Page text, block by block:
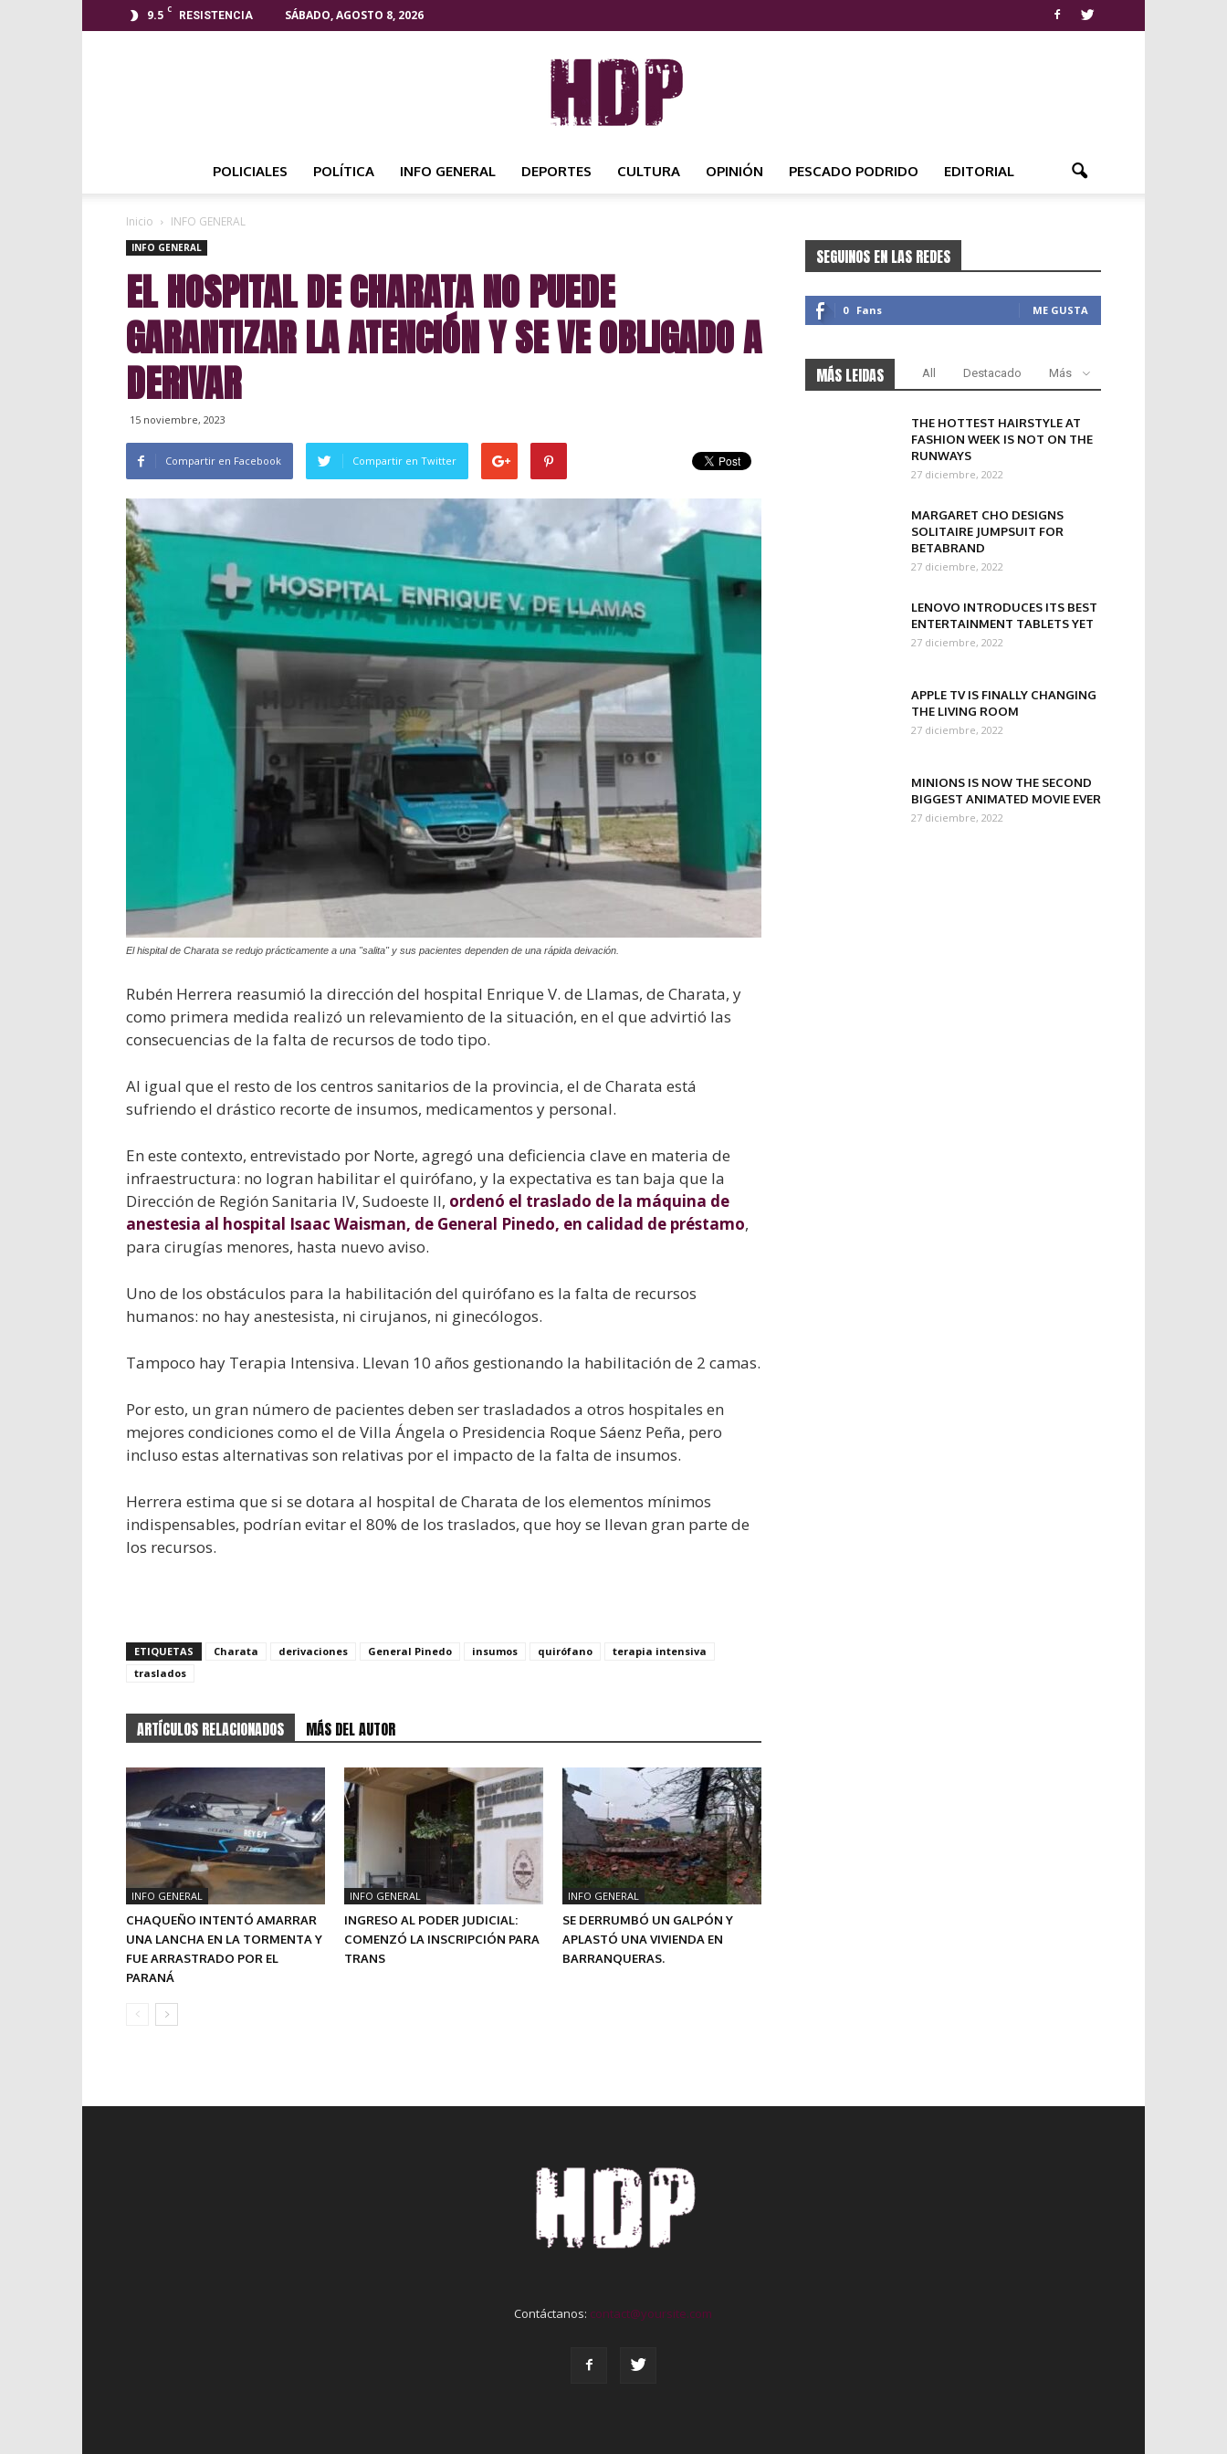
9.5 C
RESISTENCIA SÁBADO, AGOSTO 8, 2026
NOTICIAS
POLICIALES POLÍTICA INFO GENERAL DEPORTES CULTURA OPINIÓN PESCADO PODRIDO EDITORIAL
Inicio INFO GENERAL
INFO GENERAL
EL HOSPITAL DE CHARATA NO PUEDE
GARANTIZAR LA ATENCIÓN Y SE VE OBLIGADO A
DERIVAR
15 noviembre, 2023
Compartir en Facebook Compartir en Twitter
El hispital de Charata se redujo prácticamente a una "salita" y sus pacientes dependen de una rápida deivación.
Rubén Herrera reasumió la dirección del hospital Enrique V. de Llamas, de Charata, y
como primera medida realizó un relevamiento de la situación, en el que advirtió las
consecuencias de la falta de recursos de todo tipo.
Al igual que el resto de los centros sanitarios de la provincia, el de Charata está
sufriendo el drástico recorte de insumos, medicamentos y personal.
En este contexto, entrevistado por Norte, agregó una deficiencia clave en materia de
infraestructura: no logran habilitar el quirófano, y la expectativa es tan baja que la
Dirección de Región Sanitaria IV, Sudoeste II, ordenó el traslado de la máquina de
anestesia al hospital Isaac Waisman, de General Pinedo, en calidad de préstamo,
para cirugías menores, hasta nuevo aviso.
Uno de los obstáculos para la habilitación del quirófano es la falta de recursos
humanos: no hay anestesista, ni cirujanos, ni ginecólogos.
Tampoco hay Terapia Intensiva. Llevan 10 años gestionando la habilitación de 2 camas.
Por esto, un gran número de pacientes deben ser trasladados a otros hospitales en
mejores condiciones como el de Villa Ángela o Presidencia Roque Sáenz Peña, pero
incluso estas alternativas son relativas por el impacto de la falta de insumos.
Herrera estima que si se dotara al hospital de Charata de los elementos mínimos
indispensables, podrían evitar el 80% de los traslados, que hoy se llevan gran parte de
los recursos.
ETIQUETAS Charata derivaciones General Pinedo insumos quirófano
terapia intensiva
traslados
ARTÍCULOS RELACIONADOS MÁS DEL AUTOR
INFO GENERAL
CHAQUEÑO INTENTÓ AMARRAR
UNA LANCHA EN LA TORMENTA Y
FUE ARRASTRADO POR EL
PARANÁ
INFO GENERAL
INGRESO AL PODER JUDICIAL:
COMENZÓ LA INSCRIPCIÓN PARA
TRANS
INFO GENERAL
SE DERRUMBÓ UN GALPÓN Y
APLASTÓ UNA VIVIENDA EN
BARRANQUERAS.
SEGUINOS EN LAS REDES
0 Fans ME GUSTA
MÁS LEIDAS All Destacado Más
THE HOTTEST HAIRSTYLE AT
FASHION WEEK IS NOT ON THE
RUNWAYS
27 diciembre, 2022
MARGARET CHO DESIGNS
SOLITAIRE JUMPSUIT FOR
BETABRAND
27 diciembre, 2022
LENOVO INTRODUCES ITS BEST
ENTERTAINMENT TABLETS YET
27 diciembre, 2022
APPLE TV IS FINALLY CHANGING
THE LIVING ROOM
27 diciembre, 2022
MINIONS IS NOW THE SECOND
BIGGEST ANIMATED MOVIE EVER
27 diciembre, 2022
Contáctanos: contact@yoursite.com